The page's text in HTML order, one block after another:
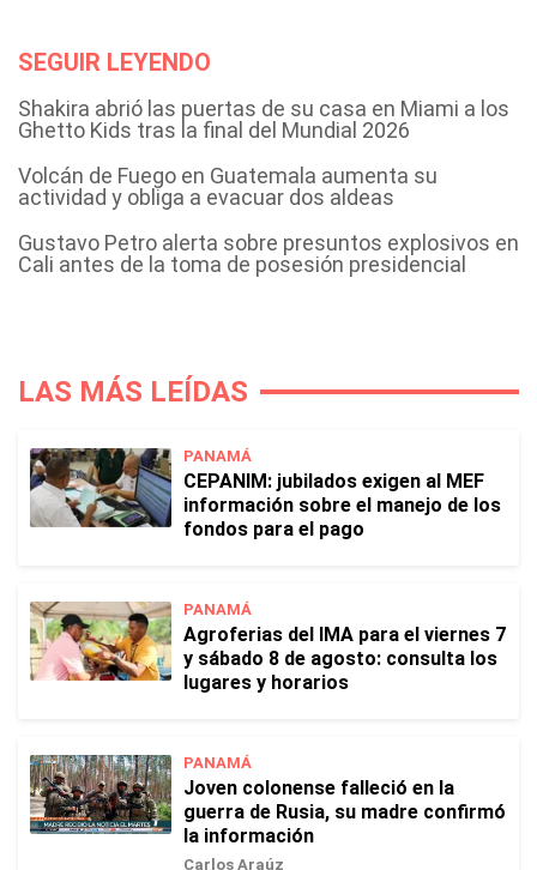
SEGUIR LEYENDO
Shakira abrió las puertas de su casa en Miami a los
Ghetto Kids tras la final del Mundial 2026
Volcán de Fuego en Guatemala aumenta su
actividad y obliga a evacuar dos aldeas
Gustavo Petro alerta sobre presuntos explosivos en
Cali antes de la toma de posesión presidencial
LAS MÁS LEÍDAS
PANAMÁ
CEPANIM: jubilados exigen al MEF
información sobre el manejo de los
fondos para el pago
PANAMÁ
Agroferias del IMA para el viernes 7
y sábado 8 de agosto: consulta los
lugares y horarios
PANAMÁ
Joven colonense falleció en la
guerra de Rusia, su madre confirmó
la información
Carlos Araúz